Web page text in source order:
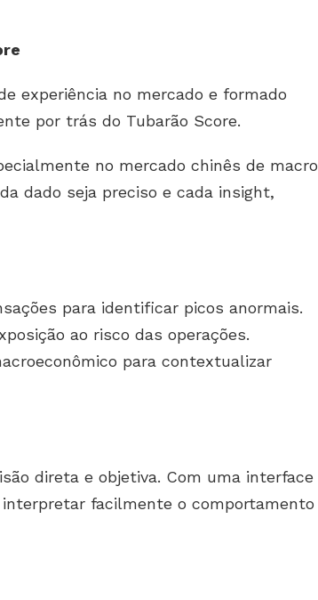
experiência no mercado e formado
por trás do Tubarão Score.
no mercado chinês de macro
dado seja preciso e cada insight,
para identificar picos anormais.
ao risco das operações.
para contextualizar
direta e objetiva. Com uma interface
facilmente o comportamento